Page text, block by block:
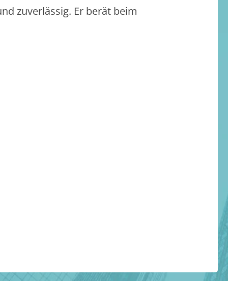
zuverlässig. Er berät beim